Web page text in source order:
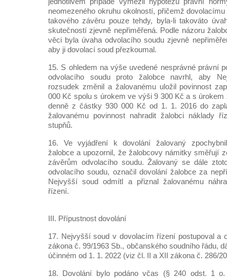
neomezeného okruhu okolností, přičemž
takového závěru pouze tehdy, byla-li takováto
skutečností zjevně nepřiměřená. Podle názoru
věci byla úvaha odvolacího soudu zjevně
aby ji dovolací soud přezkoumal.
15. S ohledem na výše uvedené nesprávné právní
odvolacího soudu proto žalobce navrhl, aby
rozsudek změnil a žalovanému uložil povinnost
000 Kč spolu s úrokem ve výši 9 300 Kč a s
denně z částky 930 000 Kč od 1. 1. 2016 do
žalovanému povinnost nahradit žalobci náklady
stupňů.
16. Ve vyjádření k dovolání žalovaný
žalobce a upozornil, že žalobcovy námitky směřují
závěrům odvolacího soudu. Žalovaný se dále
odvolacího soudu, označil dovolání žalobce za
Nejvyšší soud odmítl a přiznal žalovanému
řízení.
III. Přípustnost dovolání
17. Nejvyšší soud v dovolacím řízení postupoval a
zákona č. 99/1963 Sb., občanského soudního řádu,
účinném od 1. 1. 2022 (viz čl. II a XII zákona č. 286/
18. Dovolání bylo podáno včas (§ 240 odst. 1